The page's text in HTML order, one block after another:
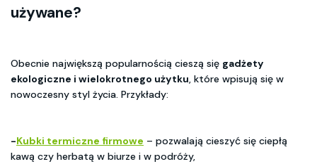
używane?
Obecnie największą popularnością cieszą się gadżety
ekologiczne i wielokrotnego użytku, które wpisują się w
nowoczesny styl życia. Przykłady:
-Kubki termiczne firmowe – pozwalają cieszyć się ciepłą
kawą czy herbatą w biurze i w podróży,